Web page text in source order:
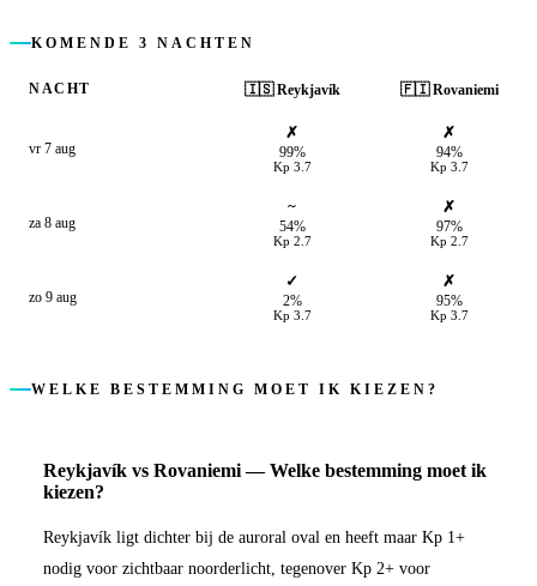
KOMENDE 3 NACHTEN
NACHT 🇮🇸 Reykjavík 🇫🇮 Rovaniemi
vr 7 aug
✗
99%
Kp 3.7
✗
94%
Kp 3.7
za 8 aug
~
54%
Kp 2.7
✗
97%
Kp 2.7
zo 9 aug
✓
2%
Kp 3.7
✗
95%
Kp 3.7
WELKE BESTEMMING MOET IK KIEZEN?
Reykjavík vs Rovaniemi—Welke bestemming moet ik
kiezen?
Reykjavík ligt dichter bij de auroral oval en heeft maar Kp 1+
nodig voor zichtbaar noorderlicht, tegenover Kp 2+ voor